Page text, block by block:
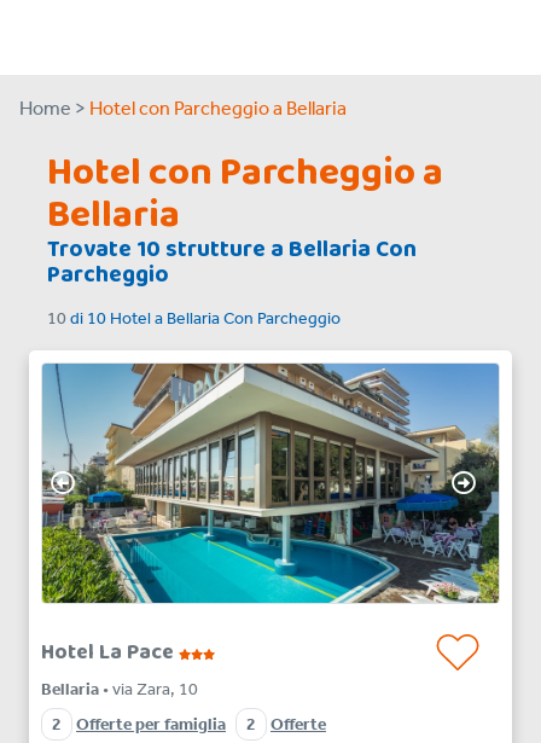
Home > Hotel con Parcheggio a Bellaria
Hotel con Parcheggio a
Bellaria
Trovate10strutture aBellaria Con
Parcheggio
10 di 10 Hotel a Bellaria Con Parcheggio
Hotel La Pace
Bellaria • via Zara, 10
2
Offerte per famiglia 2 Offerte